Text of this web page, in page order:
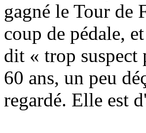
gagné le Tour de
coup de pédale,
dit « trop suspect
60 ans, un peu
regardé. Elle est